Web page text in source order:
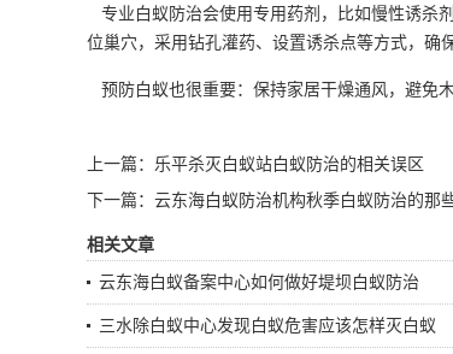
专业白蚁防治会使用专用药剂，比如慢性诱杀
位巢穴，采用钻孔灌药、设置诱杀点等方式，确
预防白蚁也很重要：保持家居干燥通风，避免
上一篇： 乐平杀灭白蚁站白蚁防治的相关误区
下一篇： 云东海白蚁防治机构秋季白蚁防治的那
相关文章
云东海白蚁备案中心如何做好堤坝白蚁防治
三水除白蚁中心发现白蚁危害应该怎样灭白蚁